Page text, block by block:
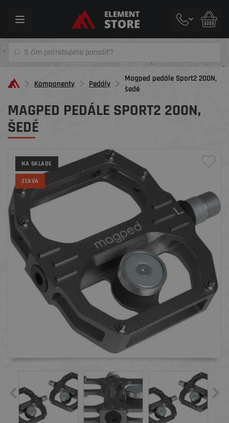
Toggle
Komponenty Pedály
Magped pedále Sport2 200N,
šedé
MAGPED PEDÁLE SPORT2 200N,
ŠEDÉ
NA SKLADE
ZĽAVA